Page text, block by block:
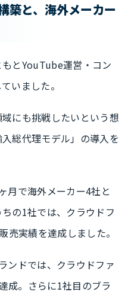
築と、海外メーカー
とYouTube運営・コン
いました。
にも挑戦したいという想
総代理モデル」の導入を
月で海外メーカー4社と
の1社では、クラウドフ
売実績を達成しました。
ンドでは、クラウドファ
成。さらに1社目のブラ